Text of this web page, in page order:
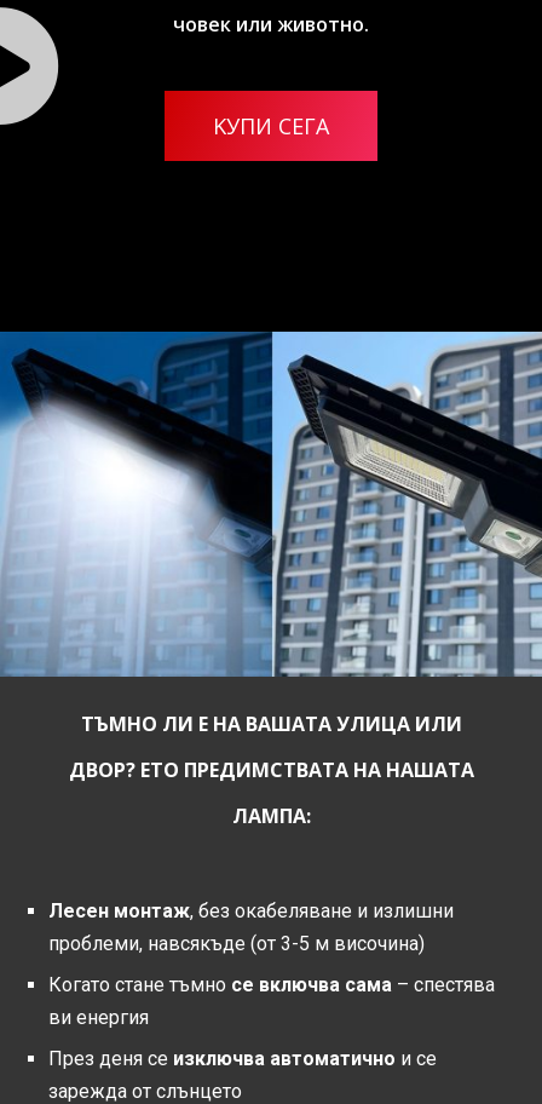
човек или животно.
KУПИ СЕГА
ТЪМНО ЛИ Е НА ВАШАТА УЛИЦА ИЛИ
ДВОР? ЕТО ПРЕДИМСТВАТА НА НАШАТА
ЛАМПА:
Лесен монтаж, без окабеляване и излишни
проблеми, навсякъде (от 3-5 м височина)
Когато стане тъмно се включва сама – спестява
ви енергия
През деня се изключва автоматично и се
зарежда от слънцето